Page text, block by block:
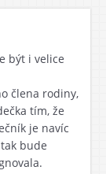
být i velice
člena rodiny,
tím, že
je navíc
bude